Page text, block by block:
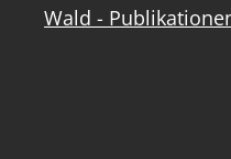
Wald -